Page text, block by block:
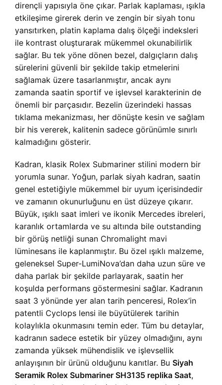
dirençli yapısıyla öne çıkar. Parlak kaplaması, ışıkla
etkileşime girerek derin ve zengin bir siyah tonu
yansıtırken, platin kaplama dalış ölçeği indeksleri
ile kontrast oluşturarak mükemmel okunabilirlik
sağlar. Bu tek yöne dönen bezel, dalgıçların dalış
sürelerini güvenli bir şekilde takip etmelerini
sağlamak üzere tasarlanmıştır, ancak aynı
zamanda saatin sportif ve işlevsel karakterinin de
önemli bir parçasıdır. Bezelin üzerindeki hassas
tıklama mekanizması, her dönüşte kesin ve sağlam
bir his vererek, kalitenin sadece görünümle sınırlı
kalmadığını gösterir.
Kadran, klasik Rolex Submariner stilini modern bir
yorumla sunar. Yoğun, parlak siyah kadran, saatin
genel estetiğiyle mükemmel bir uyum içerisindedir
ve zamanın okunurluğunu en üst düzeye çıkarır.
Büyük, ışıklı saat imleri ve ikonik Mercedes ibreleri,
karanlık ortamlarda ve su altında bile outstanding
bir görüş netliği sunan Chromalight mavi
lüminesans ile kaplanmıştır. Bu özel ışıklı malzeme,
geleneksel Super-LumiNova’dan daha uzun süre ve
daha parlak bir şekilde parlayarak, saatin her
koşulda performans göstermesini sağlar. Kadranın
saat 3 yönünde yer alan tarih penceresi, Rolex’in
patentli Cyclops lensi ile büyütülerek tarihin
kolaylıkla okunmasını temin eder. Tüm bu detaylar,
kadranın sadece estetik bir yüzey olmadığını, aynı
zamanda yüksek mühendislik ve işlevsellik
anlayışının bir ürünü olduğunu kanıtlar. Bu Siyah
Seramik Rolex Submariner SH3135 replika Saat,